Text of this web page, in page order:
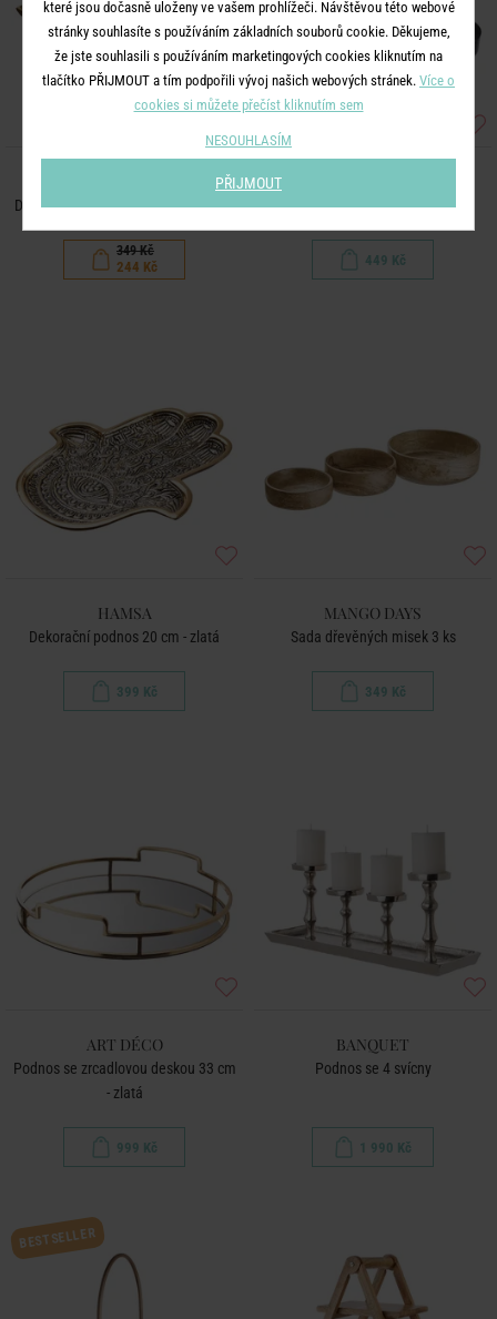
Dekorační podnos 35 x 14 cm - zlatá
349 Kč
244 Kč
Podnos dekorační 30 cm - černá
449 Kč
HAMSA
Dekorační podnos 20 cm - zlatá
399 Kč
MANGO DAYS
Sada dřevěných misek 3 ks
349 Kč
ART DÉCO
Podnos se zrcadlovou deskou 33 cm
- zlatá
999 Kč
BANQUET
Podnos se 4 svícny
1 990 Kč
BESTSELLER
které jsou dočasně uloženy ve vašem prohlížeči. Návštěvou této webové
stránky souhlasíte s používáním základních souborů cookie. Děkujeme,
že jste souhlasili s používáním marketingových cookies kliknutím na
tlačítko PŘIJMOUT a tím podpořili vývoj našich webových stránek. Více o
cookies si můžete přečíst kliknutím sem
NESOUHLASÍM
PŘIJMOUT